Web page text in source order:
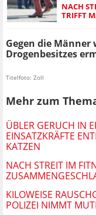
NACH
TRIFFT
Gegen die
Drogenbesitzes
Titelfoto: Zoll
Mehr zum
ÜBLER GERUCH IN
EINSATZKRÄFTE
KATZEN
NACH STREIT IM
KILOWEISE
POLIZEI NIMMT